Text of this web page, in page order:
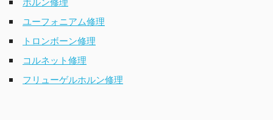
ユーフォニアム修理
トロンボーン修理
コルネット修理
フリューゲルホルン修理